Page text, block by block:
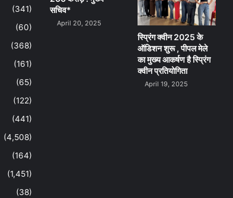
(341)
(60)
(368)
(161)
(65)
(122)
(441)
(4,508)
(164)
(1,451)
(38)
सचिव*
April 20, 2025
स्प्रिंग क्वीन 2025 के
ऑडिशन शुरू , पीपल मेले
का मुख्य आकर्षण है स्प्रिंग
क्वीन प्रतियोगिता
April 19, 2025